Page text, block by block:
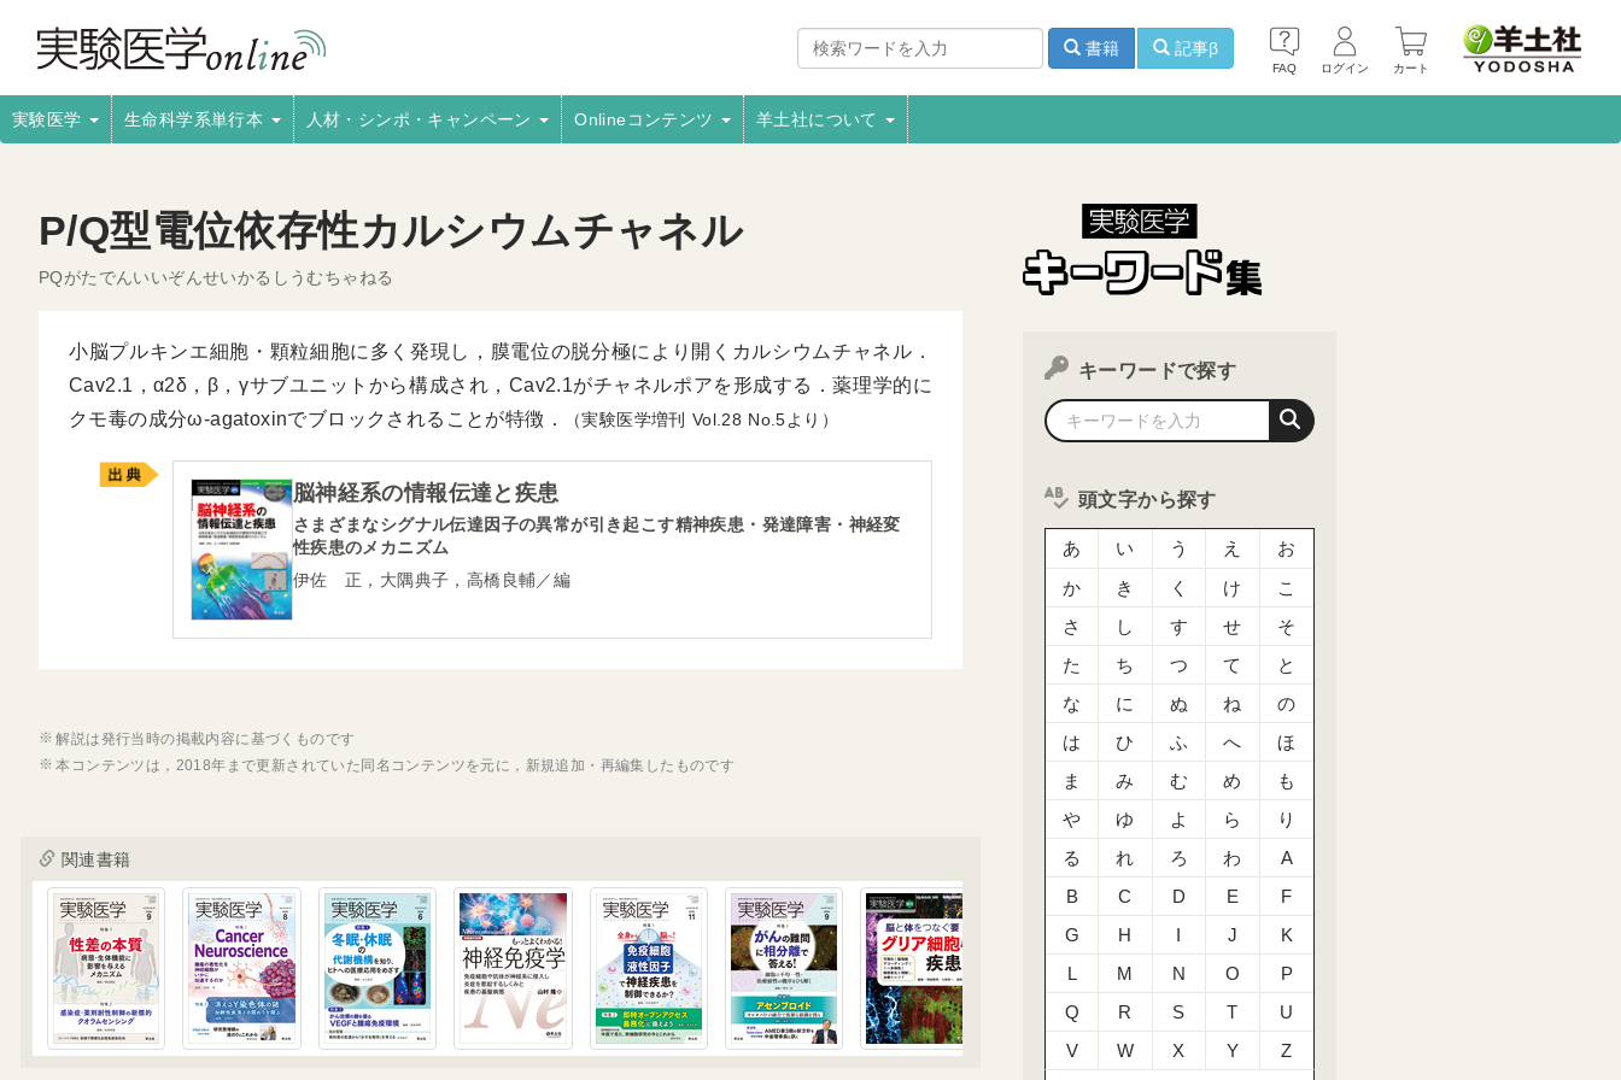
FAQ ログイン カート
書籍 記事β
実験医学 生命科学系単行本 人材・シンポ・キャンペーン Onlineコンテンツ 羊土社について
P/Q型電位依存性カルシウムチャネル
PQがたでんいいぞんせいかるしうむちゃねる
小脳プルキンエ細胞・顆粒細胞に多く発現し，膜電位の脱分極により開くカルシウムチャネル．
Cav2.1，α2δ，β，γサブユニットから構成され，Cav2.1がチャネルポアを形成する．薬理学的に
クモ毒の成分ω-agatoxinでブロックされることが特徴．
（実験医学増刊 28 5より）
脳神経系の情報伝達と疾患
さまざまなシグナル伝達因子の異常が引き起こす精神疾患・発達障害・神経変
性疾患のメカニズム
伊佐 正，大隅典子，高橋良輔／編
解説は発行当時の掲載内容に基づくものです
本コンテンツは，2018年まで更新されていた同名コンテンツを元に，新規追加・再編集したものです
関連書籍
キーワードで探す
頭文字から探す
あ い う え
お
か
き く け
こ
さ
し す せ
そ
た
ち つ て
と
な
に ぬ ね
の
は
ひ ふ へ
ほ
ま
み む め
も
や
ゆ よ ら
り
る
れ ろ わ
A
B
C D E
F
G
H I J
K
L
M N O
P
Q
R S T
U
V
W X Y
Z